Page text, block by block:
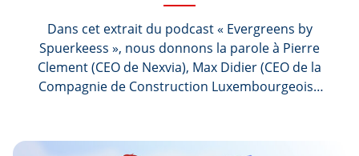
Dans cet extrait du podcast « Evergreens by
Spuerkeess », nous donnons la parole à Pierre
Clement (CEO de Nexvia), Max Didier (CEO de la
Compagnie de Construction Luxembourgeoise
(Responsable du Retail Banking chez